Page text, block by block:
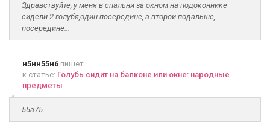
Здравствуйте, у меня в спальни за окном на подоконнике
сидели 2 голубя,один посередине, а второй подальше,
посередине...
н5нн55н6 пишет
к статье: Голубь сидит на балконе или окне: народные
предметы
55а75